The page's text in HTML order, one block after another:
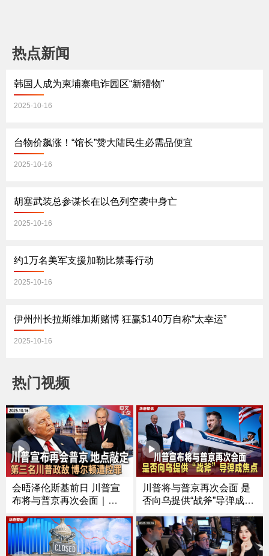
热点新闻
韩国人成为柬埔寨电诈园区“新猎物”
2025-10-16
台物价飙涨！“馆长”赞大陆民生必需品便宜
2025-10-16
胡塞武装总参谋长在以色列空袭中身亡
2025-10-16
约1万名美军支援加勒比禁毒行动
2025-10-16
伊州州长拉斯维加斯赌博 狂赢$140万自称“太幸运”
2025-10-16
热门视频
会晤泽伦斯基前日 川普宣
布将与普京再次会面｜芝
官对ICE特工下新命令｜第
三名川普政敌 前国安顾问
博尔顿遭控罪｜涉下药侵
川普将与普京再次会面 是
否向乌提供“战斧”导弹成焦